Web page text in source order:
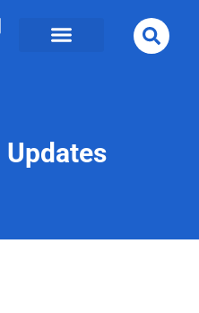
Updates